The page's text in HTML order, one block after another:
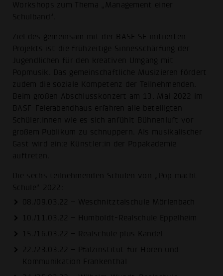
Workshops zum Thema „Management einer
Schulband“.
Ziel des gemeinsam mit der BASF SE initiierten
Projekts ist die frühzeitige Sinnesschärfung der
Jugendlichen für den kreativen Umgang mit
Popmusik. Das gemeinschaftliche Musizieren fördert
zudem die soziale Kompetenz der Teilnehmenden.
Beim großen Abschlusskonzert am 13. Mai 2022 im
BASF-Feierabendhaus erfahren alle beteiligten
Schüler:innen wie es sich anfühlt Bühnenluft vor
großem Publikum zu schnuppern. Als musikalischer
Gast wird ein:e Künstler:in der Popakademie
auftreten.
Die sechs teilnehmenden Schulen von „Pop macht
Schule“ 2022:
08./09.03.22 – Weschnitztalschule Mörlenbach
10./11.03.22 – Humboldt-Realschule Eppelheim
15./16.03.22 – Realschule plus Kandel
22./23.03.22 – Pfalzinstitut für Hören und
Kommunikation Frankenthal